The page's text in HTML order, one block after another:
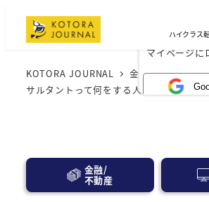
マイページに
ハイクラス
KOTORA JOURNAL 金融業界 M＆
サルタントって何をする人？その秘密を
金融/
不動産